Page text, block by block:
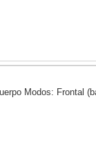
Modos: Frontal